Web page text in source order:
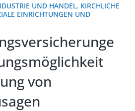
UND HANDEL, KIRCHLICHE
EINRICHTUNGEN UND
von